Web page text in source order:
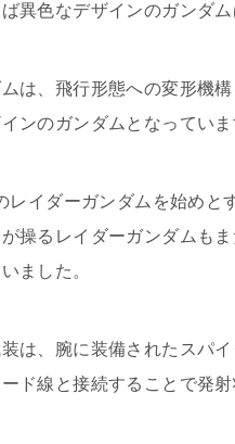
異色なデザインのガンダム
は、飛行形態への変形機
ンのガンダムとなっていま
レイダーガンダムを始め
操るレイダーガンダムも
ました。
は、腕に装備されたスパ
ド線と接続することで発射